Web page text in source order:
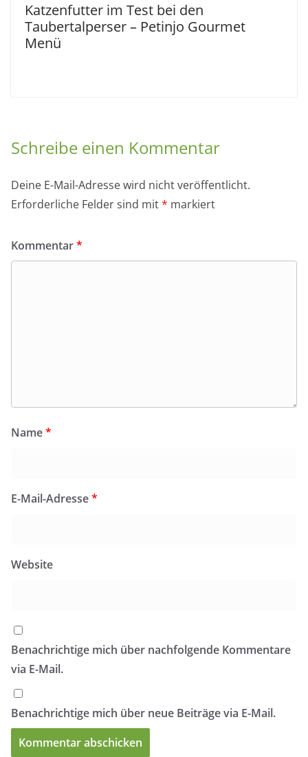
Katzenfutter im Test bei den
Taubertalperser – Petinjo Gourmet
Menü
Schreibe einen Kommentar
Deine E-Mail-Adresse wird nicht veröffentlicht.
Erforderliche Felder sind mit* markiert
Kommentar*
Name*
E-Mail-Adresse*
Website
Benachrichtige mich über nachfolgende Kommentare
via E-Mail.
Benachrichtige mich über neue Beiträge via E-Mail.